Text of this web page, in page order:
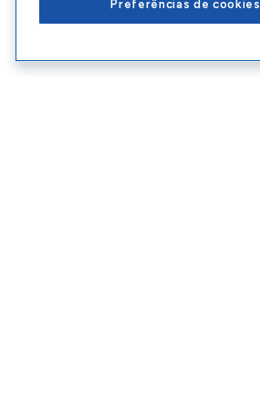
Preferências de cookies